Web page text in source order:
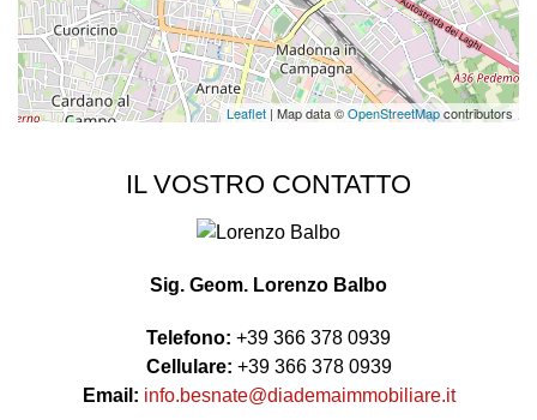
Leaflet | Map data ©OpenStreetMapcontributors
IL VOSTRO CONTATTO
Sig. Geom. Lorenzo Balbo
Telefono: +39 366 378 0939
Cellulare: +39 366 378 0939
Email: info.besnate@diademaimmobiliare.it